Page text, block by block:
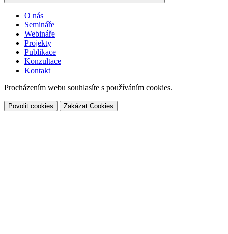
O nás
Semináře
Webináře
Projekty
Publikace
Konzultace
Kontakt
Procházením webu souhlasíte s používáním cookies.
Povolit cookies Zakázat Cookies